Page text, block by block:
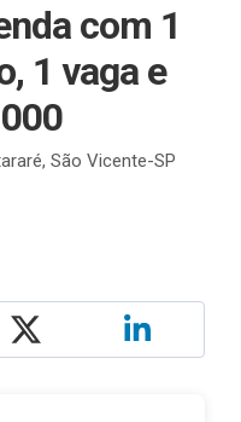
com 1
1 vaga e
São Vicente-SP